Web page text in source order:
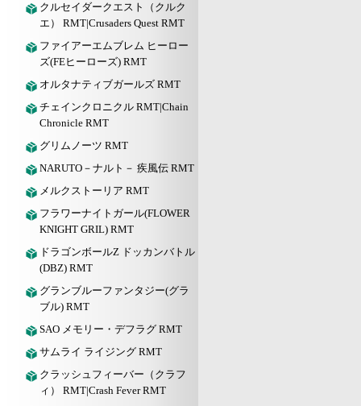
クルセイダークエスト（クルク
エ） RMT|Crusaders Quest RMT
ファイアーエムブレム ヒーロー
ズ(FEヒーローズ) RMT
オルタナティブガールズ RMT
チェインクロニクル RMT|Chain
Chronicle RMT
グリムノーツ RMT
NARUTO－ナルト－ 疾風伝 RMT
メルクストーリア RMT
フラワーナイトガール(FLOWER
KNIGHT GRIL) RMT
ドラゴンボールZ ドッカンバトル
(DBZ) RMT
グランブルーファンタジー(グラ
ブル) RMT
SAO メモリー・デフラグ RMT
サムライ ライジング RMT
クラッシュフィーバー（クラフ
ィ） RMT|Crash Fever RMT